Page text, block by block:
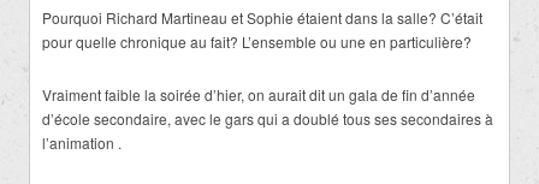
Pourquoi Richard Martineau et Sophie étaient dans la salle? C’était
pour quelle chronique au fait? L’ensemble ou une en particulière?
Vraiment faible la soirée d’hier, on aurait dit un gala de fin d’année
d’école secondaire, avec le gars qui a doublé tous ses secondaires à
l’animation .